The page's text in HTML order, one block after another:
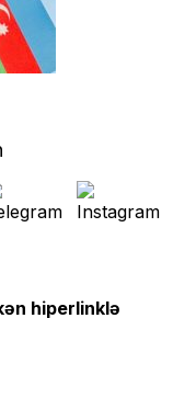
hiperlinklə